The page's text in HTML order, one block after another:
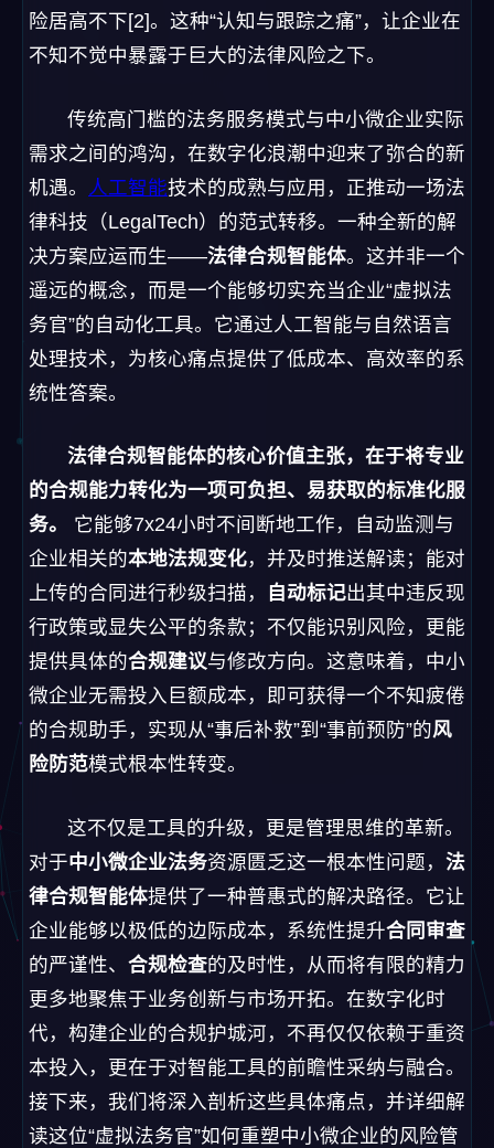
险居高不下[2]。这种“认知与跟踪之痛”，让企业在
不知不觉中暴露于巨大的法律风险之下。
传统高门槛的法务服务模式与中小微企业实际
需求之间的鸿沟，在数字化浪潮中迎来了弥合的新
机遇。 人工智能技术的成熟与应用，正推动一场法
律科技（LegalTech）的范式转移。一种全新的解
决方案应运而生——法律合规智能体。这并非一个
遥远的概念，而是一个能够切实充当企业“虚拟法
务官”的自动化工具。它通过人工智能与自然语言
处理技术，为核心痛点提供了低成本、高效率的系
统性答案。
法律合规智能体的核心价值主张，在于将专业
的合规能力转化为一项可负担、易获取的标准化服
务。
它能够7x24小时不间断地工作，自动监测与
企业相关的本地法规变化，并及时推送解读；能对
上传的合同进行秒级扫描，
自动标记出其中违反现
行政策或显失公平的条款；不仅能识别风险，更能
提供具体的合规建议与修改方向。这意味着，中小
微企业无需投入巨额成本，即可获得一个不知疲倦
的合规助手，实现从“事后补救”到“事前预防”的风
险防范模式根本性转变。
这不仅是工具的升级，更是管理思维的革新。
对于中小微企业法务资源匮乏这一根本性问题， 法
律合规智能体提供了一种普惠式的解决路径。它让
企业能够以极低的边际成本，系统性提升合同审查
的严谨性、 合规检查的及时性，从而将有限的精力
更多地聚焦于业务创新与市场开拓。在数字化时
代，构建企业的合规护城河，不再仅仅依赖于重资
本投入，更在于对智能工具的前瞻性采纳与融合。
接下来，我们将深入剖析这些具体痛点，并详细解
读这位“虚拟法务官”如何重塑中小微企业的风险管